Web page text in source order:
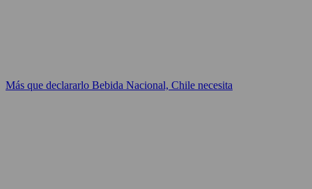
Más que declararlo Bebida Nacional, Chile necesita